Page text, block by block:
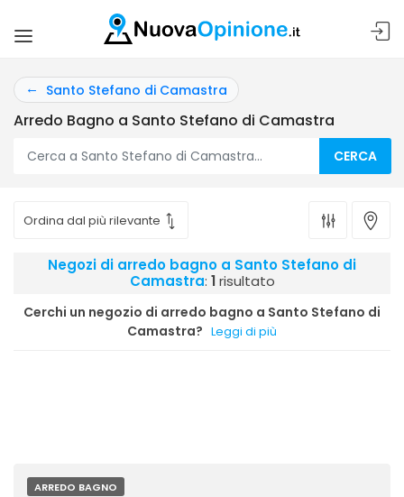
Santo Stefano di Camastra
Arredo Bagno a Santo Stefano di Camastra
CERCA
Negozi di arredo bagno a Santo Stefano di
Camastra: 1risultato
Cerchi un negozio di arredo bagno a Santo Stefano di
Camastra? Leggi di più
ARREDO BAGNO